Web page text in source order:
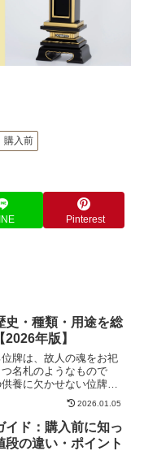
購入前
Pinterest
史・種類・用途を総
年版】
牌は、故人の魂をお祀
名札のようなもので
養に欠かせない位牌で
や正しい取り扱い方を
なくありません。位牌に
や取り扱い方を知って
す。
2026.01.05
イド：購入前に知っ
段の違い・ポイント